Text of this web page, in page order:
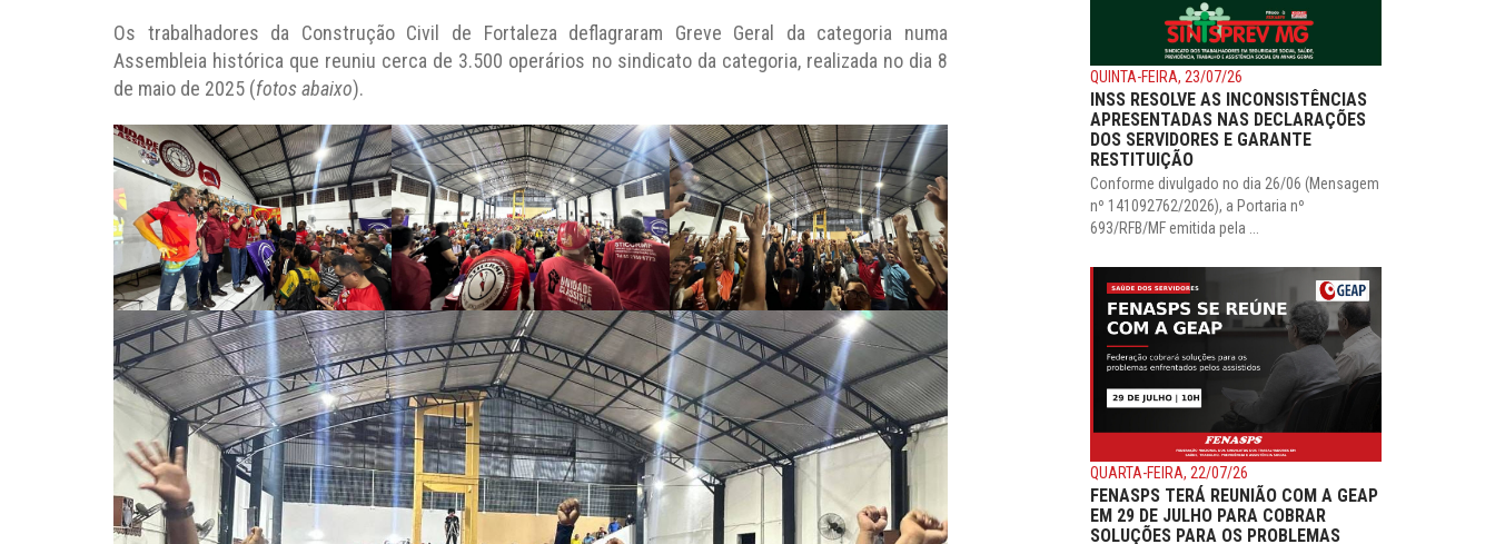
Os trabalhadores da Construção Civil de Fortaleza deflagraram Greve Geral da categoria numa
Assembleia histórica que reuniu cerca de 3.500 operários no sindicato da categoria, realizada no dia 8
de maio de 2025 (fotos abaixo). QUINTA-FEIRA, 23/07/26
INSS RESOLVE AS INCONSISTÊNCIAS
APRESENTADAS NAS DECLARAÇÕES
DOS SERVIDORES E GARANTE
RESTITUIÇÃO
Conforme divulgado no dia 26/06 (Mensagem
nº 141092762/2026), a Portaria nº
693/RFB/MF emitida pela ...
QUARTA-FEIRA, 22/07/26
FENASPS TERÁ REUNIÃO COM A GEAP
EM 29 DE JULHO PARA COBRAR
SOLUÇÕES PARA OS PROBLEMAS